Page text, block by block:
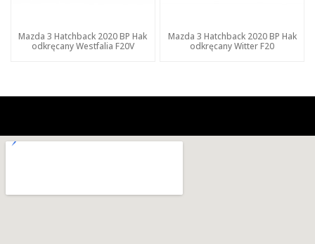
Mazda 3 Hatchback 2020 BP Hak
odkręcany Westfalia F20V
Mazda 3 Hatchback 2020 BP Hak
odkręcany Witter F20